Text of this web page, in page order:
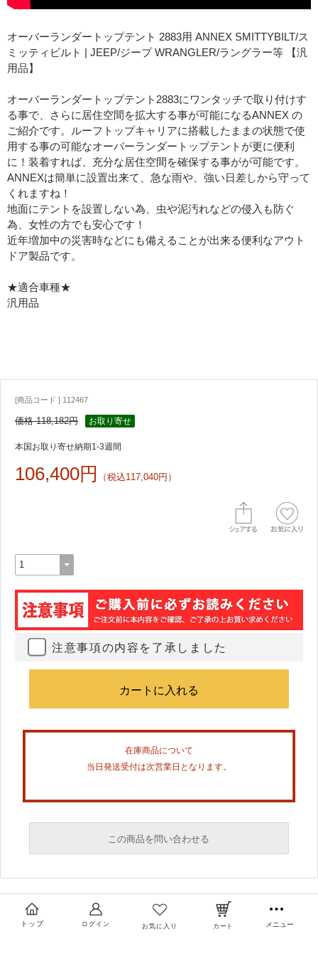
オーバーランダートップテント 2883用 ANNEX SMITTYBILT/ス
ミッティビルト | JEEP/ジープ WRANGLER/ラングラー等 【汎
用品】
オーバーランダートップテント2883にワンタッチで取り付けす
る事で、さらに居住空間を拡大する事が可能になるANNEX の
ご紹介です。ルーフトップキャリアに搭載したままの状態で使
用する事の可能なオーバーランダートップテントが更に便利
に！装着すれば、充分な居住空間を確保する事がが可能です。
ANNEXは簡単に設置出来て、急な雨や、強い日差しから守って
くれますね！
地面にテントを設置しない為、虫や泥汚れなどの侵入も防ぐ
為、女性の方でも安心です！
近年増加中の災害時などにも備えることが出来る便利なアウト
ドア製品です。
★適合車種★
汎用品
[商品コード ] 112467
価格 118,182円 お取り寄せ
本国お取り寄せ納期1-3週間
106,400円 （税込117,040円）
注意事項の内容を了承しました
在庫商品について
当日発送受付は次営業日となります。
この商品を問い合わせる
トップ ログイン お気に入り カート メニュー